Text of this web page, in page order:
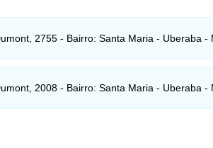
2755 - Bairro: Santa Maria - Uberaba -
2008 - Bairro: Santa Maria - Uberaba -